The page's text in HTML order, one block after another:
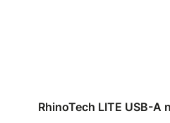
RhinoTech LITE USB-A